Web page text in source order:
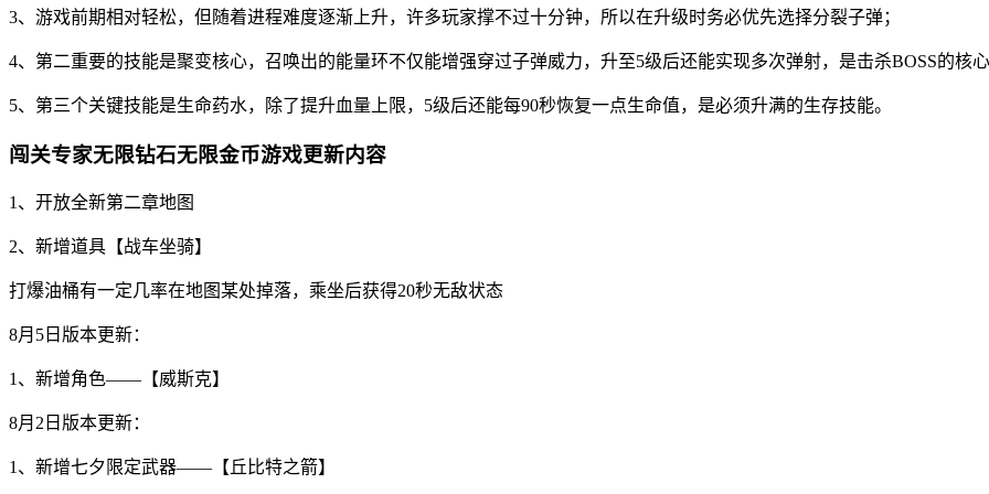
3、游戏前期相对轻松，但随着进程难度逐渐上升，许多玩家撑不过十分钟，所以在升级时务必优先选择分裂子弹；
4、第二重要的技能是聚变核心，召唤出的能量环不仅能增强穿过子弹威力，升至5级后还能实现多次弹射，是击杀BOSS的核心
5、第三个关键技能是生命药水，除了提升血量上限，5级后还能每90秒恢复一点生命值，是必须升满的生存技能。
闯关专家无限钻石无限金币游戏更新内容
1、开放全新第二章地图
2、新增道具【战车坐骑】
打爆油桶有一定几率在地图某处掉落，乘坐后获得20秒无敌状态
8月5日版本更新：
1、新增角色——【威斯克】
8月2日版本更新：
1、新增七夕限定武器——【丘比特之箭】